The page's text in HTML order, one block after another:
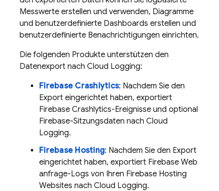
Messwerte erstellen und verwenden, Diagramme
und benutzerdefinierte Dashboards erstellen und
benutzerdefinierte Benachrichtigungen einrichten.
Die folgenden Produkte unterstützen den
Datenexport nach Cloud Logging:
Firebase Crashlytics: Nachdem Sie den
Export eingerichtet haben, exportiert
Firebase Crashlytics-Ereignisse und optional
Firebase-Sitzungsdaten nach Cloud
Logging.
Firebase Hosting: Nachdem Sie den Export
eingerichtet haben, exportiert Firebase Web
anfrage-Logs von Ihren Firebase Hosting
Websites nach Cloud Logging.